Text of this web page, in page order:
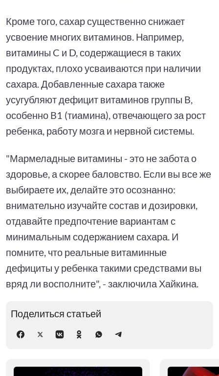
Кроме того, сахар существенно снижает
усвоение многих витаминов. Например,
витамины C и D, содержащиеся в таких
продуктах, плохо усваиваются при наличии
сахара. Добавленные сахара также
усугубляют дефицит витаминов группы B,
особенно B1 (тиамина), отвечающего за рост
ребенка, работу мозга и нервной системы.
"Мармеладные витамины - это не забота о
здоровье, а скорее баловство. Если вы все же
выбираете их, делайте это осознанно:
внимательно изучайте состав и дозировки,
отдавайте предпочтение вариантам с
минимальным содержанием сахара. И
помните, что реальные витаминные
дефициты у ребенка такими средствами вы
вряд ли восполните", - заключила Хайкина.
Поделиться статьей